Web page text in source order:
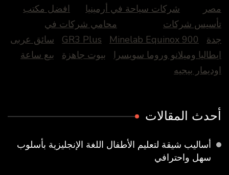
مصر
شركات سياحة في أرمينيا
افضل مكتب
تأسيس شركات
محامي شركات في
جدة
GR3 Plus Minelab Equinox 900
سائق عربى
ايطاليا وميلانو وروما سويسرا
بيوت جاهزة
بيع ساعة
اوديمار بيجيه
أحدث المقالات
أساليب شيقة لتعليم الأطفال اللغة الإنجليزية بأسلوب
سهل واحترافي